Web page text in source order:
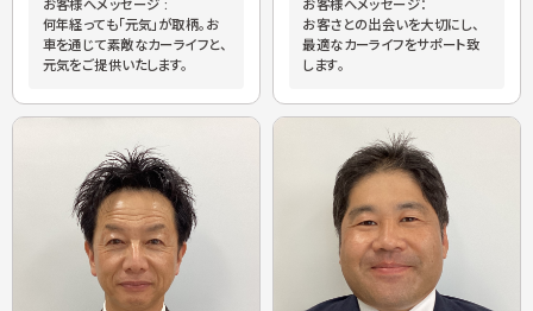
お客様へメッセージ :
何年経っても「元気」が取柄。お
車を通じて素敵なカーライフと、
元気をご提供いたします。
お客様へメッセージ：
お客さとの出会いを大切にし、
最適なカーライフをサポート致
します。